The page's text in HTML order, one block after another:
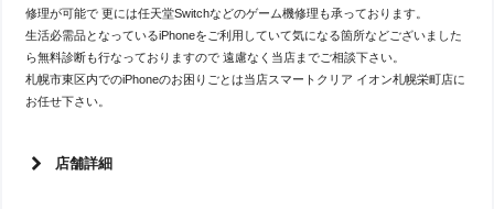
修理が可能で 更には任天堂Switchなどのゲーム機修理も承っております。
生活必需品となっているiPhoneをご利用していて気になる箇所などございました
ら無料診断も行なっておりますので 遠慮なく当店までご相談下さい。
札幌市東区内でのiPhoneのお困りごとは当店スマートクリア イオン札幌栄町店に
お任せ下さい。
店舗詳細